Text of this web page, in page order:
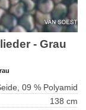
- Grau
09 % Polyamid
138 cm